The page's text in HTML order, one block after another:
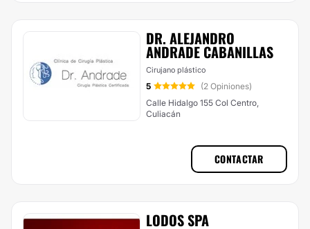
DR. ALEJANDRO
ANDRADE CABANILLAS
Cirujano plástico
5
(2 Opiniones)
Calle Hidalgo 155 Col Centro,
Culiacán
CONTACTAR
LODOS SPA